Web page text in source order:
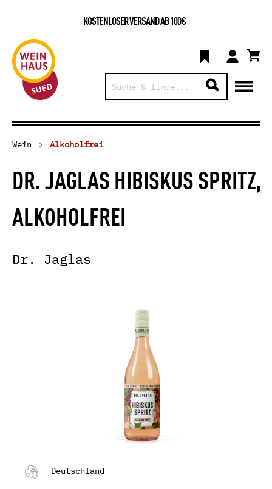
KOSTENLOSER VERSAND AB 100€
Wein Alkoholfrei
DR. JAGLAS HIBISKUS SPRITZ,
ALKOHOLFREI
Dr. Jaglas
Deutschland